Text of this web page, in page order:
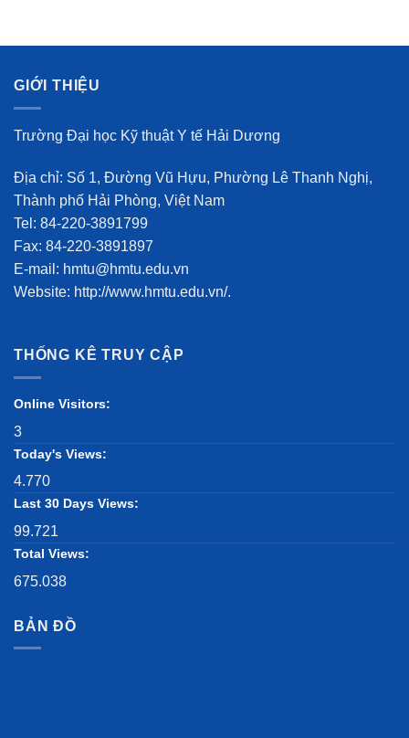
GIỚI THIỆU
Trường Đại học Kỹ thuật Y tế Hải Dương
Địa chỉ: Số 1, Đường Vũ Hựu, Phường Lê Thanh Nghị,
Thành phố Hải Phòng, Việt Nam
Tel: 84-220-3891799
Fax: 84-220-3891897
E-mail: hmtu@hmtu.edu.vn
Website: http://www.hmtu.edu.vn/.
THỐNG KÊ TRUY CẬP
Online Visitors:
3
Today's Views:
4.770
Last 30 Days Views:
99.721
Total Views:
675.038
BẢN ĐỒ